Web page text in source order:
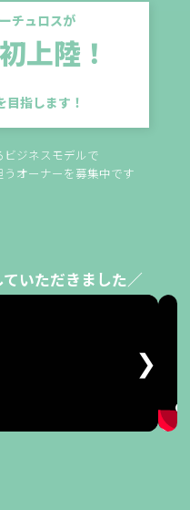
チュロスが
上陸！
目指します！
ビジネスモデルで
オーナーを募集中です
いただきました／
❯